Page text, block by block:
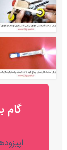
گام